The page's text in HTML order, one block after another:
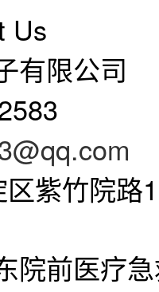
Us
有限公司
紫竹院路
院前医疗